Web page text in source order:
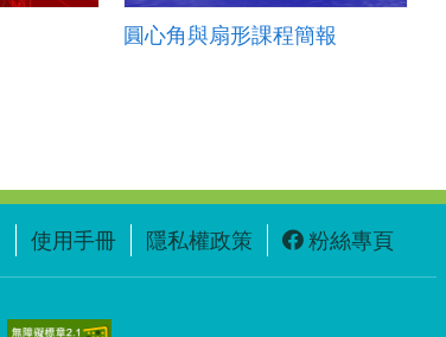
圓心角與扇形課程簡報
使用手冊 隱私權政策 粉絲專頁